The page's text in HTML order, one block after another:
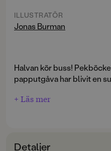
ILLUSTRATÖR
Jonas Burman
Halvan kör buss!
papputgåva har blivit en
+ Läs mer
Detaljer